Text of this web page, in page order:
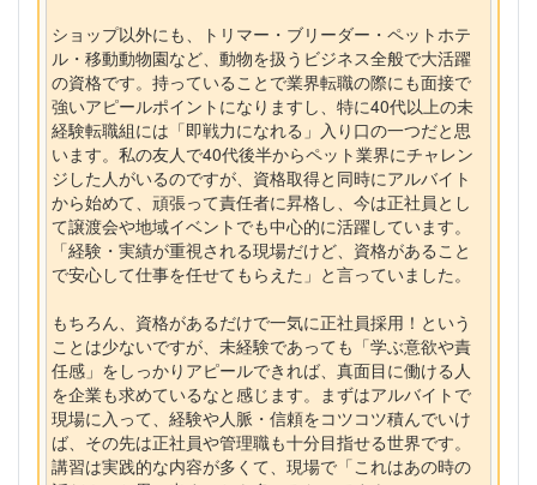
ショップ以外にも、トリマー・ブリーダー・ペットホテ
ル・移動動物園など、動物を扱うビジネス全般で大活躍
の資格です。持っていることで業界転職の際にも面接で
強いアピールポイントになりますし、特に40代以上の未
経験転職組には「即戦力になれる」入り口の一つだと思
います。私の友人で40代後半からペット業界にチャレン
ジした人がいるのですが、資格取得と同時にアルバイト
から始めて、頑張って責任者に昇格し、今は正社員とし
て譲渡会や地域イベントでも中心的に活躍しています。
「経験・実績が重視される現場だけど、資格があること
で安心して仕事を任せてもらえた」と言っていました。
もちろん、資格があるだけで一気に正社員採用！という
ことは少ないですが、未経験であっても「学ぶ意欲や責
任感」をしっかりアピールできれば、真面目に働ける人
を企業も求めているなと感じます。まずはアルバイトで
現場に入って、経験や人脈・信頼をコツコツ積んでいけ
ば、その先は正社員や管理職も十分目指せる世界です。
講習は実践的な内容が多くて、現場で「これはあの時の